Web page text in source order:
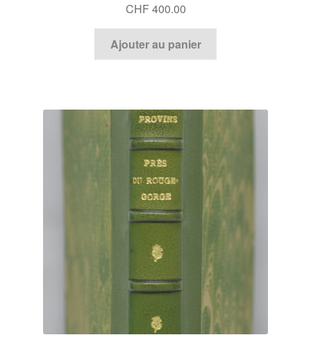
CHF400.00
Ajouter au panier